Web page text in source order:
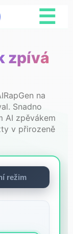
☰
zpívá
na
Snadno
AI zpěvákem
v přirozeně
režim